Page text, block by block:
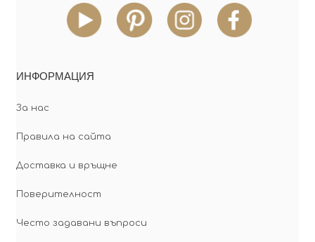
ИНФОРМАЦИЯ
За нас
Правила на сайта
Доставка и връщне
Поверителност
Често задавани въпроси